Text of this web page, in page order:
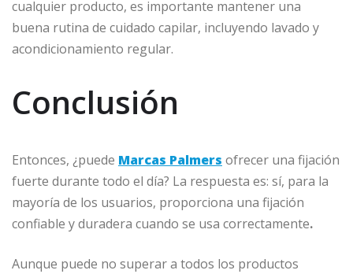
cualquier producto, es importante mantener una
buena rutina de cuidado capilar, incluyendo lavado y
acondicionamiento regular.
Conclusión
Entonces, ¿puede Marcas Palmers ofrecer una fijación
fuerte durante todo el día? La respuesta es: sí, para la
mayoría de los usuarios, proporciona una fijación
confiable y duradera cuando se usa correctamente.
Aunque puede no superar a todos los productos